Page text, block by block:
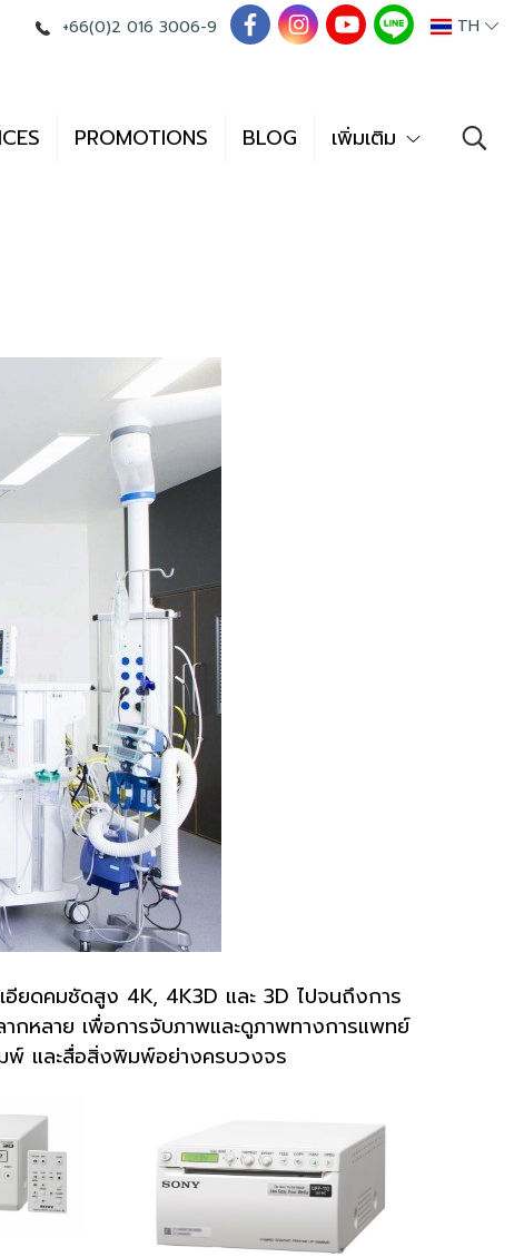
+66(0)2 016 3006-9 TH
PROMOTIONS BLOG เพิ่มเติม
อียดคมชัดสูง 4K, 4K3D และ 3D ไปจนถึงการ
หลาย เพื่อการจับภาพและดูภาพทางการแพทย์
พ์ และสื่อสิ่งพิมพ์อย่างครบวงจร